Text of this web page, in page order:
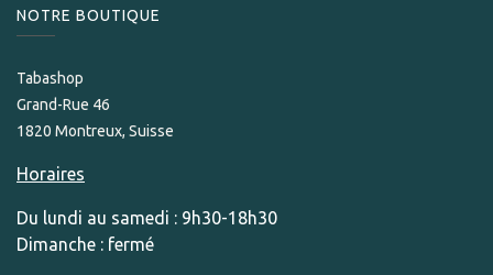
NOTRE BOUTIQUE
Tabashop
Grand-Rue 46
1820 Montreux, Suisse
Horaires
Du lundi au samedi : 9h30-18h30
Dimanche : fermé